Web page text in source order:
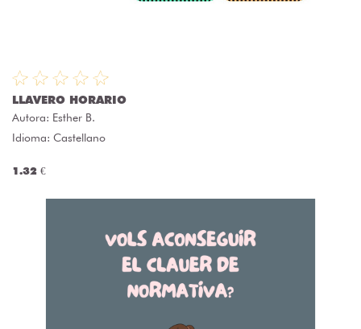
LLAVERO HORARIO
Autora: Esther B.
Idioma: Castellano
1.32 €